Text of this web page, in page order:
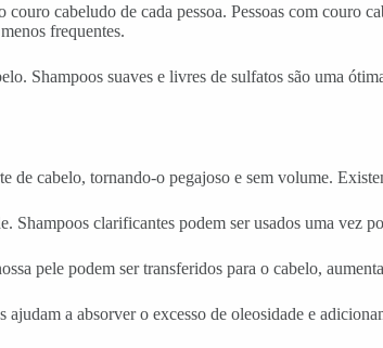
cabeludo de cada pessoa. Pessoas com couro
frequentes.
Shampoos suaves e livres de sulfatos são uma
cabelo, tornando-o pegajoso e sem volume.
clarificantes podem ser usados uma vez
pele podem ser transferidos para o cabelo,
a absorver o excesso de oleosidade e